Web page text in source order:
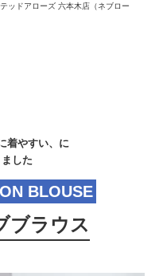
ッドアローズ 六本木店（ネブロー
着やすい、に
した
BLOUSE
ブラウス